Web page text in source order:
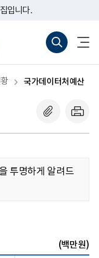
입니다.
국가데이터처예산
투명하게 알려드
(백만원)